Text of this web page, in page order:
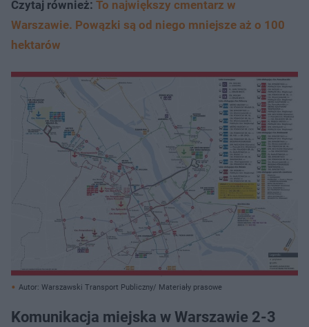
Czytaj również: To największy cmentarz w
Warszawie. Powązki są od niego mniejsze aż o 100
hektarów
Autor: Warszawski Transport Publiczny/ Materiały prasowe
Komunikacja miejska w Warszawie 2-3